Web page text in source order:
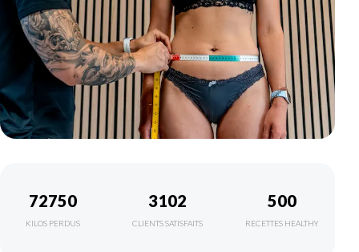
72750
KILOS PERDUS
3102
CLIENTS SATISFAITS
500
RECETTES HEALTHY